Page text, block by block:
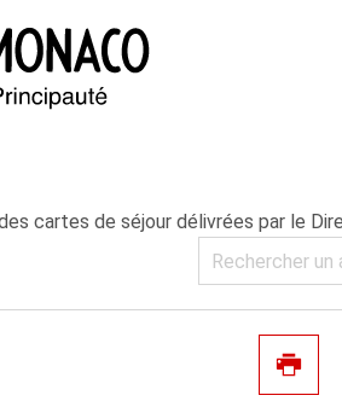
cartes de séjour délivrées par le